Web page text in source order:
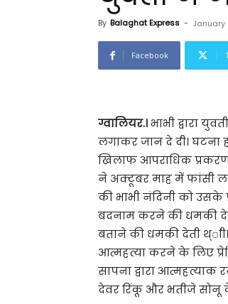
By Balaghat Express - January
Facebook
ग्वालियर.।भाभी द्वारा
लगाकर जान दे दी। घटना
खिलाफ आपराधिक प्रकरण
ने अक्टूबर माह में फांसी
की भाभी नंदिनी को उसके
बदनाम करने की धमकी
बताने की धमकी देती
आत्महत्या करने के लिए
सापना द्वारा
देवर रिंकू और भतीजे सोनू